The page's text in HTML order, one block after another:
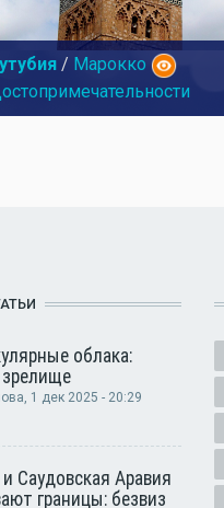
/ Марокко
облака:
, 1 дек 2025 - 20:29
Саудовская Аравия
границы: безвиз